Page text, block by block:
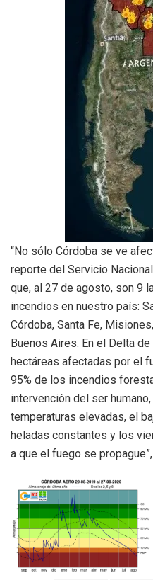
“No sólo Córdoba se ve
reporte del Servicio
que, al 27 de agosto, son 9
incendios en nuestro país:
Córdoba, Santa Fe,
Buenos Aires. En el Delta
hectáreas afectadas por el
95% de los incendios
intervención del ser
temperaturas elevadas, el
heladas constantes y los
a que el fuego se